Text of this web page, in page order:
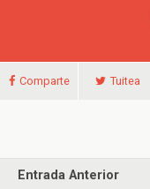
Comparte Tuitea
Entrada Anterior